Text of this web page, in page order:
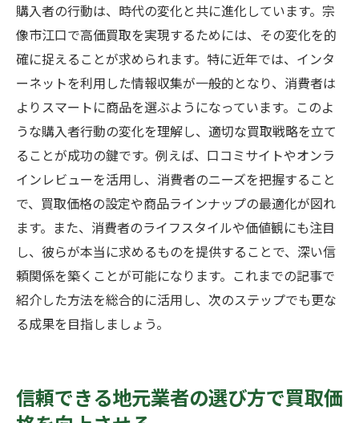
購入者の行動は、時代の変化と共に進化しています。宗
像市江口で高価買取を実現するためには、その変化を的
確に捉えることが求められます。特に近年では、インタ
ーネットを利用した情報収集が一般的となり、消費者は
よりスマートに商品を選ぶようになっています。このよ
うな購入者行動の変化を理解し、適切な買取戦略を立て
ることが成功の鍵です。例えば、口コミサイトやオンラ
インレビューを活用し、消費者のニーズを把握すること
で、買取価格の設定や商品ラインナップの最適化が図れ
ます。また、消費者のライフスタイルや価値観にも注目
し、彼らが本当に求めるものを提供することで、深い信
頼関係を築くことが可能になります。これまでの記事で
紹介した方法を総合的に活用し、次のステップでも更な
る成果を目指しましょう。
信頼できる地元業者の選び方で買取価